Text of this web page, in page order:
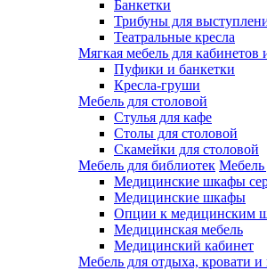
Банкетки
Трибуны для
Театральные кресла
Мягкая мебель для кабинетов
Пуфики и банкетки
Кресла-груши
Мебель для столовой
Cтулья для кафе
Cтолы для столовой
Скамейки для столовой
Мебель для библиотек Мебель
Медицинские шкафы
Медицинские шкафы
Опции к медицинским
Медицинская мебель
Медицинский кабинет
Мебель для отдыха, кровати